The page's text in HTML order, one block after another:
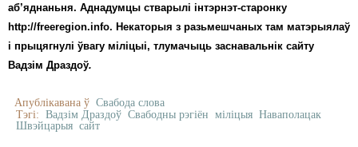
аб’яднаньня. Аднадумцы стварылі інтэрнэт-старонку
http://freeregion.info. Некаторыя з разьмешчаных там матэрыялаў
і прыцягнулі ўвагу міліцыі, тлумачыць заснавальнік сайту
Вадзім Драздоў.
Апублікавана ў Свабода слова
Тэгі: Вадзім Драздоў Свабодны рэгіён міліцыя Наваполацак
Швэйцарыя сайт